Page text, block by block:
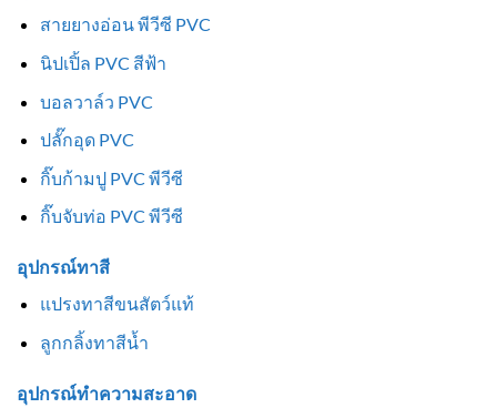
สายยางอ่อน พีวีซี PVC
นิปเปิ้ล PVC สีฟ้า
บอลวาล์ว PVC
ปลั๊กอุด PVC
กิ๊บก้ามปู PVC พีวีซี
กิ๊บจับท่อ PVC พีวีซี
อุปกรณ์ทาสี
แปรงทาสีขนสัตว์แท้
ลูกกลิ้งทาสีน้ำ
อุปกรณ์ทำความสะอาด